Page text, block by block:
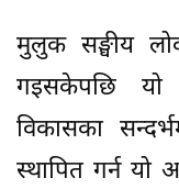
मुलुक सङ्घीय
गइसकेपछि यो
विकासका
स्थापित गर्न यो